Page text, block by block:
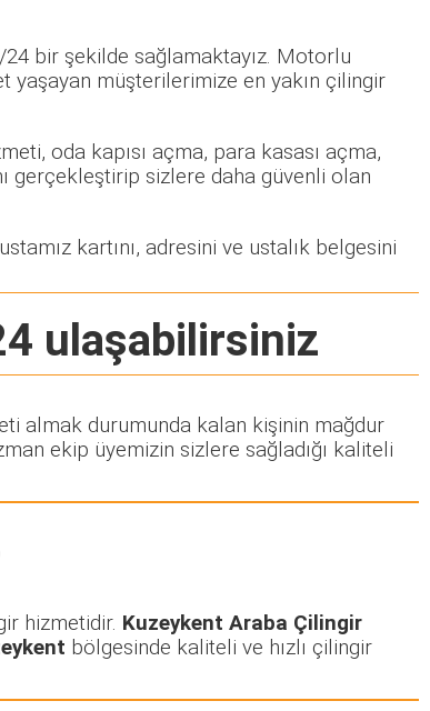
bir şekilde sağlamaktayız. Motorlu
yaşayan müşterilerimize en yakın çilingir
oda kapısı açma, para kasası açma,
gerçekleştirip sizlere daha güvenli olan
kartını, adresini ve ustalık belgesini
ulaşabilirsiniz
almak durumunda kalan kişinin mağdur
ekip üyemizin sizlere sağladığı kaliteli
hizmetidir. Kuzeykent Araba Çilingir
bölgesinde kaliteli ve hızlı çilingir